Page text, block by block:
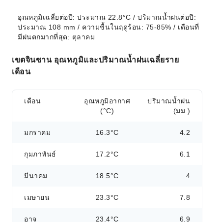
อุณหภูมิเฉลี่ยต่อปี: ประมาณ 22.8°C / ปริมาณน้ำฝนต่อปี:
ประมาณ 108 mm / ความชื้นในฤดูร้อน: 75-85% / เดือนที่
มีฝนตกมากที่สุด: ตุลาคม
เขตจินซาน อุณหภูมิและปริมาณน้ำฝนเฉลี่ยราย
เดือน
เดือน
อุณหภูมิอากาศ
(°C)
ปริมาณน้ำฝน
(มม.)
มกราคม 16.3°C 4.2
กุมภาพันธ์ 17.2°C 6.1
มีนาคม 18.5°C 4
เมษายน 23.3°C 7.8
อาจ 23.4°C 6.9